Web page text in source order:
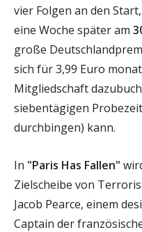
vier Folgen an den
eine Woche später am
große
sich für 3,99 Euro
Mitgliedschaft
siebentägigen
durchbingen) kann.
In "Paris Has Fallen"
Zielscheibe von
Jacob Pearce, einem
Captain der